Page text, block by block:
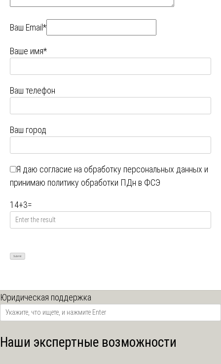
Ваш Email*
Ваше имя*
Ваш телефон
Ваш город
Я даю согласие на обработку персональных данных и
принимаю политику обработки ПДн в ФСЭ
14+3=
Юридическая поддержка
Наши экспертные возможности